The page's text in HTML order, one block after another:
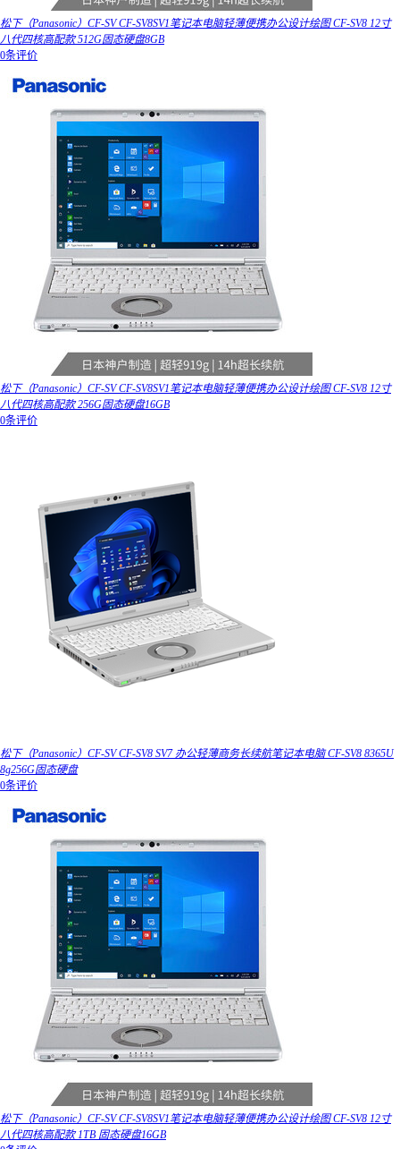
松下（Panasonic）CF-SV CF-SV8SV1笔记本电脑轻薄便携办公设计绘图 CF-SV8 12寸
八代四核高配款 512G固态硬盘8GB
0条评价
松下（Panasonic）CF-SV CF-SV8SV1笔记本电脑轻薄便携办公设计绘图 CF-SV8 12寸
八代四核高配款 256G固态硬盘16GB
0条评价
松下（Panasonic）CF-SV CF-SV8 SV7 办公轻薄商务长续航笔记本电脑 CF-SV8 8365U
8g256G固态硬盘
0条评价
松下（Panasonic）CF-SV CF-SV8SV1笔记本电脑轻薄便携办公设计绘图 CF-SV8 12寸
八代四核高配款 1TB 固态硬盘16GB